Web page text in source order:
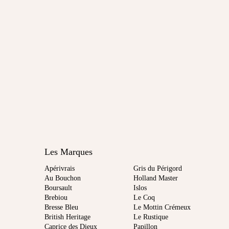
Les Marques
Apérivrais
Au Bouchon
Boursault
Brebiou
Bresse Bleu
British Heritage
Caprice des Dieux
Gris du Périgord
Holland Master
Islos
Le Coq
Le Mottin Crémeux
Le Rustique
Papillon